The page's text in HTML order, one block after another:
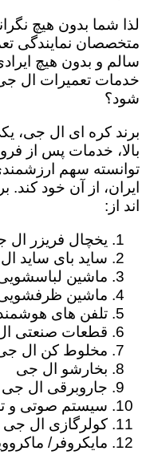
لذا شما بدون هیچ
متخصصان نمایندگی
سالم و بدون هیچ
خدمات تعمیرات ال
شود؟
برند کره ای ال جی،
بالا، خدمات پس از
توانسته سهم
ایران، از آن خود
اند از:
یخچال فریزر ال
ساید بای ساید
ماشین
ماشین
تلفن های
قطعات صنعتی
مخلوط کن ال
بخارشو ال جی
جاروبرقی ال جی
سیستم صوتی و
کولرگازی ال جی
مایکروفر/